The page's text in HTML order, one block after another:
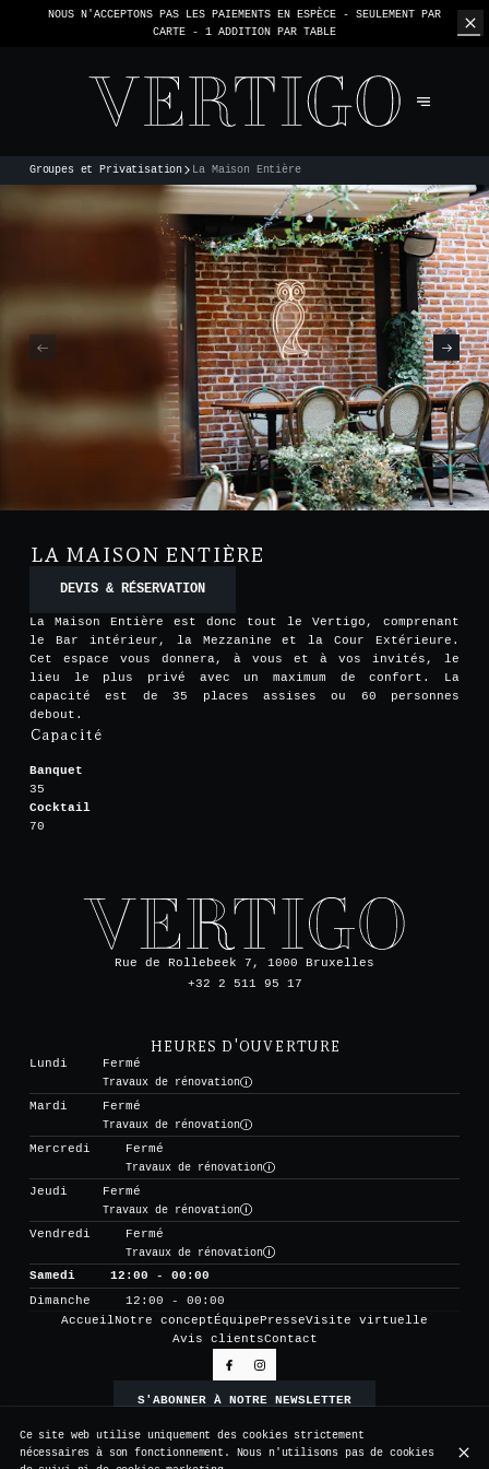
NOUS N'ACCEPTONS PAS LES PAIEMENTS EN ESPÈCE - SEULEMENT PAR
CARTE - 1 ADDITION PAR TABLE
Groupes et Privatisation La Maison Entière
LA MAISON ENTIÈRE
DEVIS & RÉSERVATION
La Maison Entière est donc tout le Vertigo, comprenant
le Bar intérieur, la Mezzanine et la Cour Extérieure.
Cet espace vous donnera, à vous et à vos invités, le
lieu le plus privé avec un maximum de confort. La
capacité est de 35 places assises ou 60 personnes
debout.
Capacité
Banquet
35
Cocktail
70
Rue de Rollebeek 7, 1000 Bruxelles
+32 2 511 95 17
HEURES D'OUVERTURE
Lundi
Fermé
Travaux de rénovation
Mardi
Fermé
Travaux de rénovation
Mercredi
Fermé
Travaux de rénovation
Jeudi
Fermé
Travaux de rénovation
Vendredi
Fermé
Travaux de rénovation
Samedi
12:00 - 00:00
Dimanche
12:00 - 00:00
AccueilNotre concept Équipe PresseVisite virtuelle
Avis clientsContact
S'ABONNER À NOTRE NEWSLETTER
Ce site web utilise uniquement des cookies strictement
nécessaires à son fonctionnement. Nous n'utilisons pas de cookies